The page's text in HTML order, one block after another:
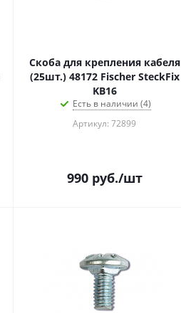
Скоба для крепления кабеля
(25шт.) 48172 Fischer SteckFix
KB16
Есть в наличии (4)
Артикул: 72899
990руб./шт